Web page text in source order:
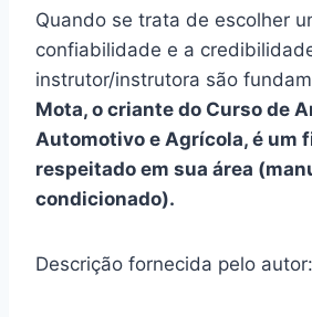
Quando se trata de escolher
confiabilidade e a
instrutor/instrutora são
Mota, o criante do Curso de
Automotivo e Agrícola, é um
respeitado em sua área
condicionado).
Descrição fornecida pelo autor: